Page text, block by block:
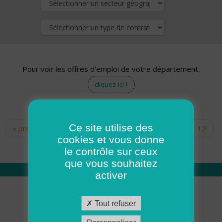
Pour voir les offres d'emploi de votre département,
cliquez ici !
Pages
« premier ‹ précédent … 10
12
14 15 16 17
Qui sommes nous
Académie ADMR
Ce site utilise des
cookies et vous donne
le contrôle sur ceux
que vous souhaitez
activer
Tout refuser